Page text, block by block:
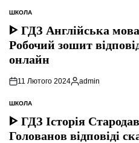
ОПУБЛІКУВАТИ
У
ШКОЛА
ᐈ ГДЗ Англійська
Робочий зошит
онлайн
11 Лютого 2024
Опубліковано
admin
ОПУБЛІКУВАТИ
У
ШКОЛА
ᐈ ГДЗ Історія
Голованов відповіді